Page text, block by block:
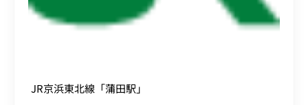
JR京浜東北線「蒲田駅」